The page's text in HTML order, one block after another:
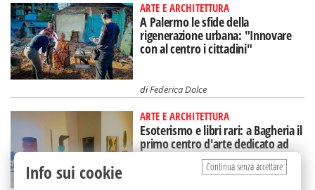
ARTE E ARCHITETTURA
A Palermo le sfide della
rigenerazione urbana: "Innovare
con al centro i cittadini"
diFederica Dolce
ARTE E ARCHITETTURA
Esoterismo e libri rari: a Bagheria il
primo centro d'arte dedicato ad
Aleister Crowley
Continua senza accettare
Info sui cookie